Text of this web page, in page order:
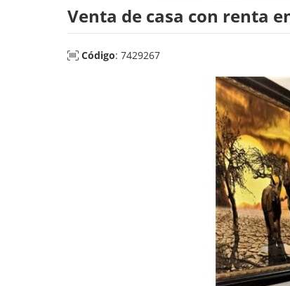
Venta de casa con renta
Código: 7429267